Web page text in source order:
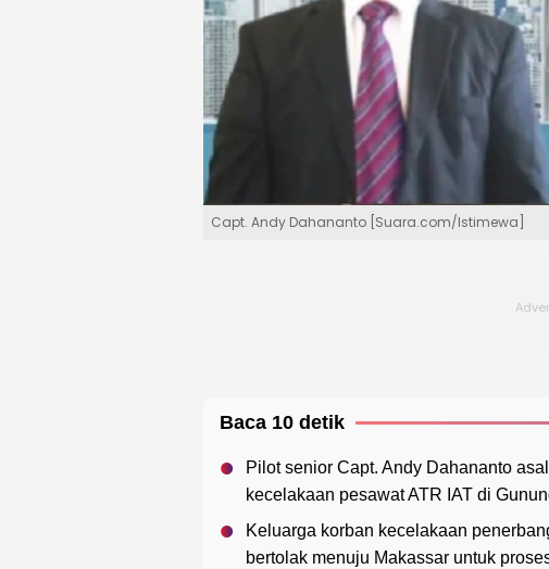
Capt. Andy Dahananto [Suara.com/Istimewa]
Baca 10 detik
Pilot senior Capt. Andy Dahananto
kecelakaan pesawat ATR IAT di
Keluarga korban kecelakaan
bertolak menuju Makassar untuk